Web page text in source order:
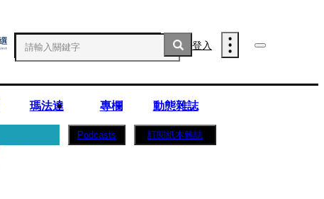
登入
瑪法達 專欄
動態雜誌
Podcasts 訂閱紙本雜誌